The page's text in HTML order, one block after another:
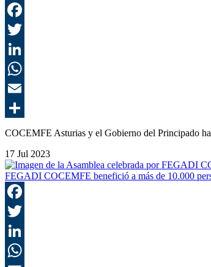
COCEMFE Asturias y el Gobierno del Principado
17 Jul 2023
FEGADI COCEMFE benefició a más de 10.000